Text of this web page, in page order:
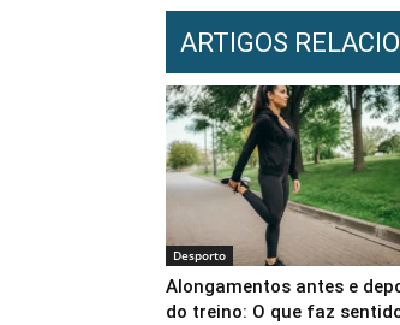
ARTIGOS
Desporto
Alongamentos antes e
do treino: O que faz